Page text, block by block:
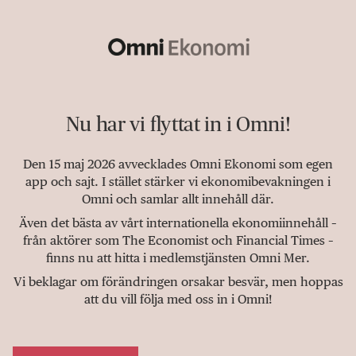
Nu har vi flyttat in i Omni!
Den 15 maj 2026 avvecklades Omni Ekonomi som egen
app och sajt. I stället stärker vi ekonomibevakningen i
Omni och samlar allt innehåll där.
Även det bästa av vårt internationella ekonomiinnehåll –
från aktörer som The Economist och Financial Times –
finns nu att hitta i medlemstjänsten Omni Mer.
Vi beklagar om förändringen orsakar besvär, men hoppas
att du vill följa med oss in i Omni!